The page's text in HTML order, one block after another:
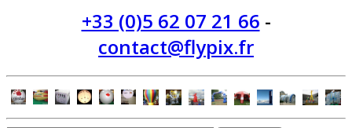
+33 (0)5 62 07 21 66 -
contact@flypix.fr